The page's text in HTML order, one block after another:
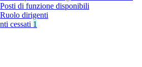
Posti di funzione disponibili
Ruolo dirigenti
cessati 1